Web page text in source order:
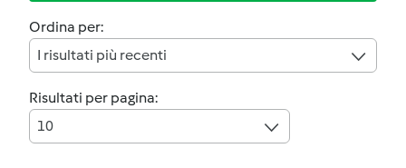
Ordina per:
I risultati più recenti
Risultati per pagina:
10